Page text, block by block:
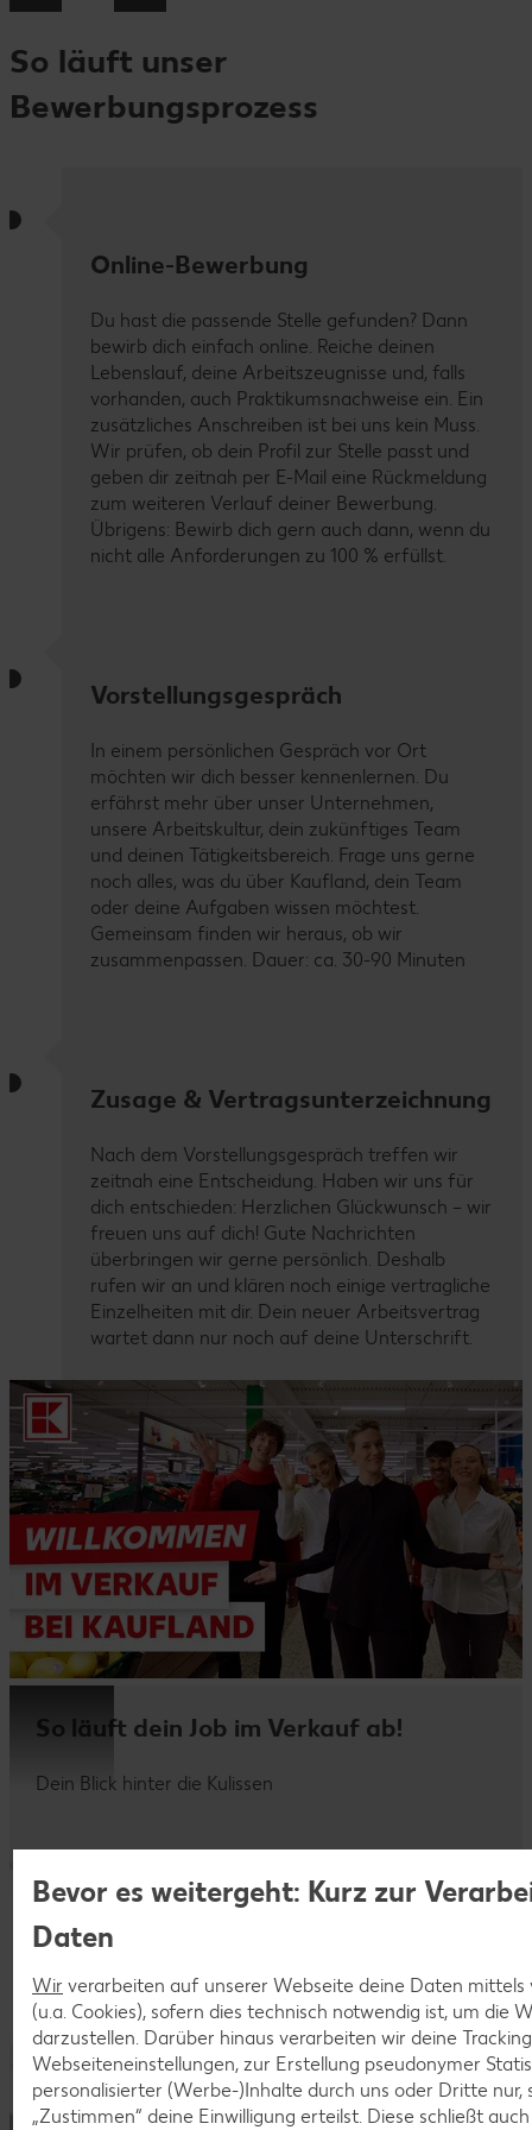
So läuft unser
Bewerbungsprozess
Online-Bewerbung
Du hast die passende Stelle gefunden? Dann
bewirb dich einfach online. Reiche deinen
Lebenslauf, deine Arbeitszeugnisse und, falls
vorhanden, auch Praktikumsnachweise ein. Ein
zusätzliches Anschreiben ist bei uns kein Muss.
Wir prüfen, ob dein Profil zur Stelle passt und
geben dir zeitnah per E-Mail eine Rückmeldung
zum weiteren Verlauf deiner Bewerbung.
Übrigens: Bewirb dich gern auch dann, wenn du
nicht alle Anforderungen zu 100 % erfüllst.
Vorstellungsgespräch
In einem persönlichen Gespräch vor Ort
möchten wir dich besser kennenlernen. Du
erfährst mehr über unser Unternehmen,
unsere Arbeitskultur, dein zukünftiges Team
und deinen Tätigkeitsbereich. Frage uns gerne
noch alles, was du über Kaufland, dein Team
oder deine Aufgaben wissen möchtest.
Gemeinsam finden wir heraus, ob wir
zusammenpassen. Dauer: ca. 30-90 Minuten
Zusage & Vertragsunterzeichnung
Nach dem Vorstellungsgespräch treffen wir
zeitnah eine Entscheidung. Haben wir uns für
dich entschieden: Herzlichen Glückwunsch – wir
freuen uns auf dich! Gute Nachrichten
überbringen wir gerne persönlich. Deshalb
rufen wir an und klären noch einige vertragliche
Einzelheiten mit dir. Dein neuer Arbeitsvertrag
wartet dann nur noch auf deine Unterschrift.
So läuft dein Job im Verkauf ab!
Dein Blick hinter die Kulissen
Bevor es weitergeht: Kurz zur
Daten
Wir verarbeiten auf unserer Webseite deine Daten mittels
(u.a. Cookies), sofern dies technisch notwendig ist, um die
darzustellen. Darüber hinaus verarbeiten wir deine
Webseiteneinstellungen, zur Erstellung pseudonymer
personalisierter (Werbe-)Inhalte durch uns oder Dritte nur,
„Zustimmen“ deine Einwilligung erteilst. Diese schließt